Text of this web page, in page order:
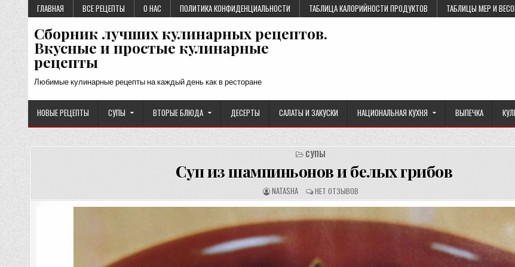
Перейти
к
содержимому
ГЛАВНАЯ ВСЕ РЕЦЕПТЫ О НАС ПОЛИТИКА КОНФИДЕНЦИАЛЬНОСТИ ТАБЛИЦА КАЛОРИЙНОСТИ ПРОДУКТОВ ТАБЛИЦЫ МЕР И
Сборник лучших кулинарных рецептов.
Вкусные и простые кулинарные
рецепты
Любимые кулинарные рецепты на каждый день как в ресторане
НОВЫЕ РЕЦЕПТЫ СУПЫ ВТОРЫЕ БЛЮДА ДЕСЕРТЫ САЛАТЫ И ЗАКУСКИ НАЦИОНАЛЬНАЯ КУХНЯ ВЫПЕЧКА
СУПЫ
Суп из шампиньонов и белых грибов
А
В
Т
Р
Р
Е
Ц
Е
NATASHA О
Т
З
В
НЕТ ОТЗЫВОВ